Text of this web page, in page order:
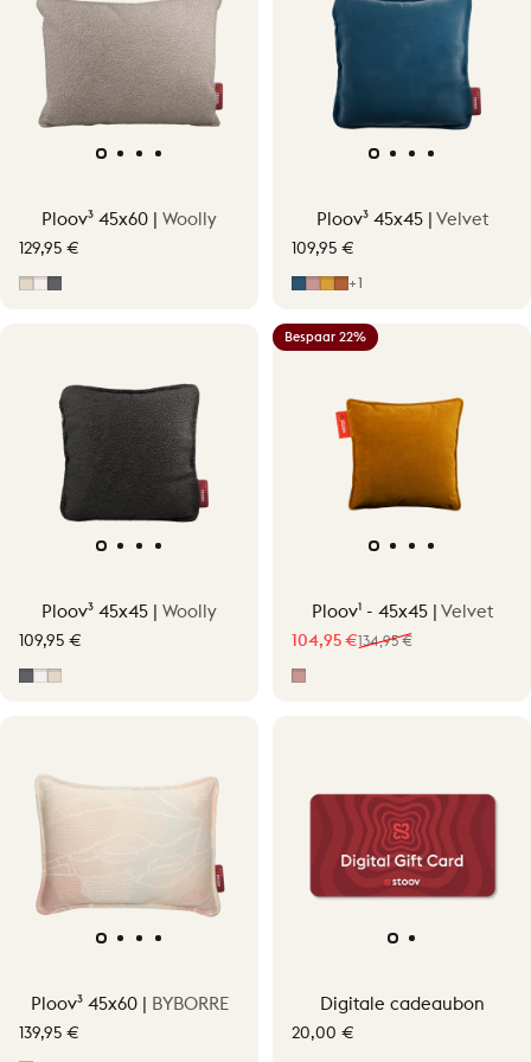
Ploov³ 45x60 | Woolly
129,95 €
Soft Beige
Off-White
Ploov³ 45x45 | Velvet
109,95 €
Midnight Blue
Soft Pink
Ocher Yellow
Terracotta Orange
+1
Ploov³ 45x45 | Woolly
109,95 €
Grijs
Off-White
Bespaar 22%
Ploov¹ - 45x45 | Velvet
Verkoopprijs
104,95 €
Normale prijs
134,95 €
Ploov³ 45x60 | BYBORRE
139,95 €
Digitale cadeaubon
20,00 €